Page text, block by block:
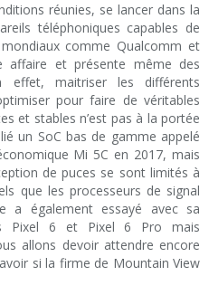
réunies, se lancer dans la
téléphoniques capables de
comme Qualcomm et
affaire et présente même des
effet, maitriser les différents
pour faire de véritables
et stables n’est pas à la portée
un SoC bas de gamme appelé
Mi 5C en 2017, mais
de puces se sont limités à
que les processeurs de signal
a également essayé avec sa
Pixel 6 et Pixel 6 Pro mais
allons devoir attendre encore
si la firme de Mountain View